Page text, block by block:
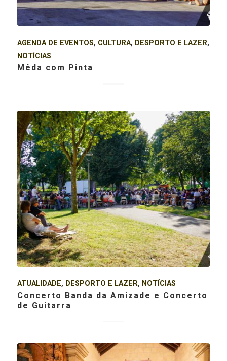
AGENDA DE EVENTOS, CULTURA, DESPORTO E LAZER,
NOTÍCIAS
Mêda com Pinta
ATUALIDADE, DESPORTO E LAZER, NOTÍCIAS
Concerto Banda da Amizade e Concerto
de Guitarra